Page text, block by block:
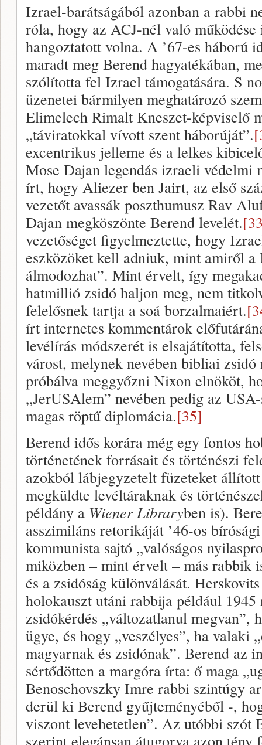
Izrael-barátságából azonban a rabbi
róla, hogy az ACJ-nél való
hangoztatott volna. A ’67-es háború
maradt meg Berend hagyatékában,
szólította fel Izrael támogatására. S
üzenetei bármilyen meghatározó
Elimelech Rimalt Kneszet-képviselő
„táviratokkal vívott szent háborúját”.
excentrikus jelleme és a lelkes
Mose Dajan legendás izraeli
írt, hogy Aliezer ben Jairt, az első
vezetőt avassák poszthumusz Rav
Dajan megköszönte Berend levelét.
vezetőséget figyelmeztette, hogy
eszközöket kell adniuk, mint amiről
álmodozhat”. Mint érvelt, így
hatmillió zsidó haljon meg, nem
felelősnek tartja a soá borzalmaiért.
írt internetes kommentárok
levélírás módszerét is elsajátította,
várost, melynek nevében bibliai
próbálva meggyőzni Nixon elnököt,
„JerUSAlem” nevében pedig az
magas röptű diplomácia.[35]
Berend idős korára még egy fontos
történetének forrásait és történészi
azokból lábjegyzetelt füzeteket
megküldte levéltáraknak és
példány a Wiener Libraryben is).
asszimiláns retorikáját ’46-os
kommunista sajtó „valóságos
miközben – mint érvelt – más rabbik
és a zsidóság különválását.
holokauszt utáni rabbija például
zsidókérdés „változatlanul megvan”,
ügye, és hogy „veszélyes”, ha valaki
magyarnak és zsidónak”. Berend az
sértődötten a margóra írta: ő maga
Benoschovszky Imre rabbi szintúgy
derül ki Berend gyűjteményéből -,
viszont levehetetlen”. Az utóbbi szót
szerint elegánsan átugorva azon tény